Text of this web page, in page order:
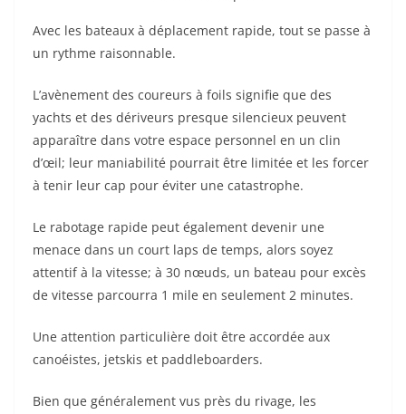
Avec les bateaux à déplacement rapide, tout se passe à
un rythme raisonnable.
L’avènement des coureurs à foils signifie que des
yachts et des dériveurs presque silencieux peuvent
apparaître dans votre espace personnel en un clin
d’œil; leur maniabilité pourrait être limitée et les forcer
à tenir leur cap pour éviter une catastrophe.
Le rabotage rapide peut également devenir une
menace dans un court laps de temps, alors soyez
attentif à la vitesse; à 30 nœuds, un bateau pour excès
de vitesse parcourra 1 mile en seulement 2 minutes.
Une attention particulière doit être accordée aux
canoéistes, jetskis et paddleboarders.
Bien que généralement vus près du rivage, les